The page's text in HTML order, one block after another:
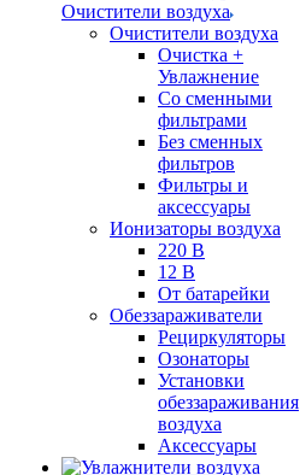
Очистители воздуха
Очистители воздуха
Очистка +
Увлажнение
Cо сменными
фильтрами
Без сменных
фильтров
Фильтры и
аксессуары
Ионизаторы воздуха
220 В
12 В
От батарейки
Обеззараживатели
Рециркуляторы
Озонаторы
Установки
обеззараживания
воздуха
Аксессуары